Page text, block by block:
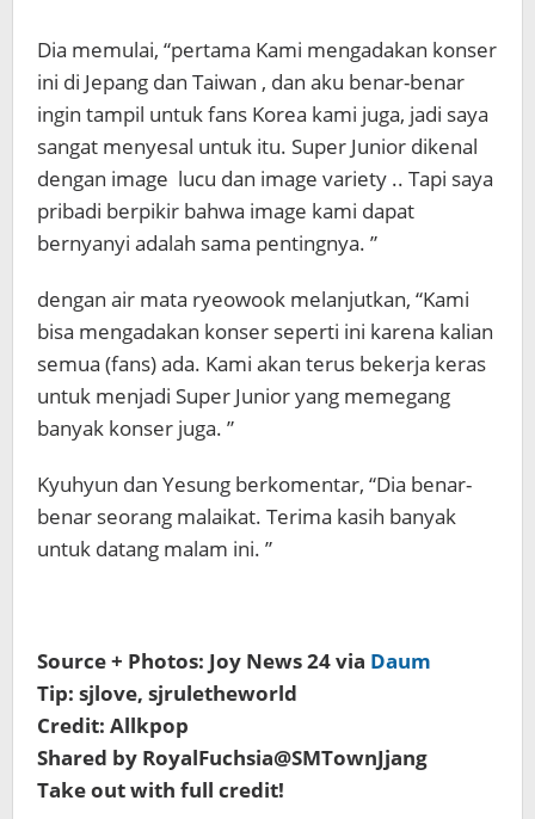
Dia memulai, “pertama Kami mengadakan konser
ini di Jepang dan Taiwan , dan aku benar-benar
ingin tampil untuk fans Korea kami juga, jadi saya
sangat menyesal untuk itu. Super Junior dikenal
dengan image lucu dan image variety .. Tapi saya
pribadi berpikir bahwa image kami dapat
bernyanyi adalah sama pentingnya. ”
dengan air mata ryeowook melanjutkan, “Kami
bisa mengadakan konser seperti ini karena kalian
semua (fans) ada. Kami akan terus bekerja keras
untuk menjadi Super Junior yang memegang
banyak konser juga. ”
Kyuhyun dan Yesung berkomentar, “Dia benar-
benar seorang malaikat. Terima kasih banyak
untuk datang malam ini. ”
Source + Photos: Joy News 24 via Daum
Tip: sjlove, sjruletheworld
Credit: Allkpop
Shared by RoyalFuchsia@SMTownJjang
Take out with full credit!